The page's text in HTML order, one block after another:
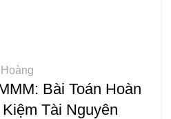
Bài Toán Hoàn
Tài Nguyên